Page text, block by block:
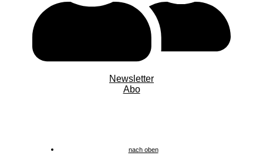
Newsletter
Abo
nach oben